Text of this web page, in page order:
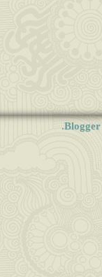
Blogger
.